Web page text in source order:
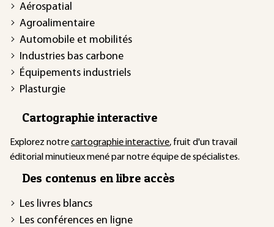
Aérospatial
Agroalimentaire
Automobile et mobilités
Industries bas carbone
Équipements industriels
Plasturgie
Cartographie interactive
Explorez notrecartographie interactive, fruit d'un travail
éditorial minutieux mené par notre équipe de spécialistes.
Des contenus en libre accès
Les livres blancs
Les conférences en ligne